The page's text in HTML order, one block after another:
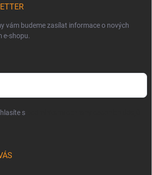
vám budeme zasílat informace o nových
e-shopu.
s